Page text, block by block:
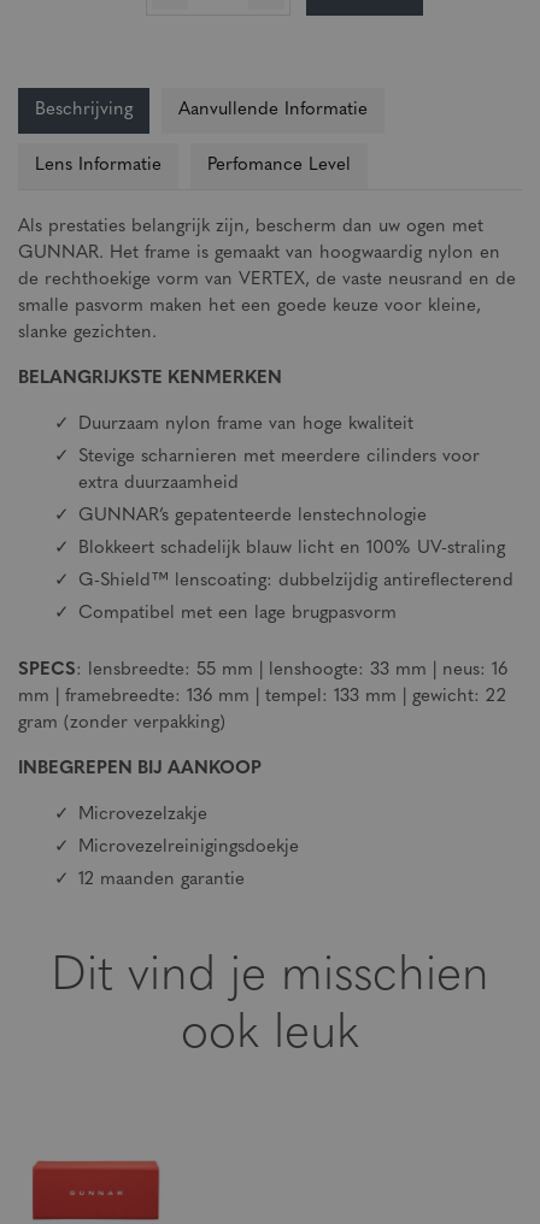
Beschrijving Aanvullende Informatie
Lens Informatie Perfomance Level
Als prestaties belangrijk zijn, bescherm dan uw ogen met
GUNNAR. Het frame is gemaakt van hoogwaardig nylon en
de rechthoekige vorm van VERTEX, de vaste neusrand en de
smalle pasvorm maken het een goede keuze voor kleine,
slanke gezichten.
BELANGRIJKSTE KENMERKEN
Duurzaam nylon frame van hoge kwaliteit
Stevige scharnieren met meerdere cilinders voor
extra duurzaamheid
GUNNAR’s gepatenteerde lenstechnologie
Blokkeert schadelijk blauw licht en 100% UV-straling
G-Shield™ lenscoating: dubbelzijdig antireflecterend
Compatibel met een lage brugpasvorm
SPECS: lensbreedte: 55 mm | lenshoogte: 33 mm | neus: 16
mm | framebreedte: 136 mm | tempel: 133 mm | gewicht: 22
gram (zonder verpakking)
INBEGREPEN BIJ AANKOOP
Microvezelzakje
Microvezelreinigingsdoekje
12 maanden garantie
Dit vind je misschien
ook leuk